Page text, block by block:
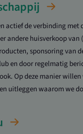
actief de verbinding met
andere huisverkoop van
sponsoring van
en door regelmatig
Op deze manier
uitleggen waarom we